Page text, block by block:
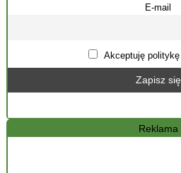
E-mail
Akceptuję
Reklama